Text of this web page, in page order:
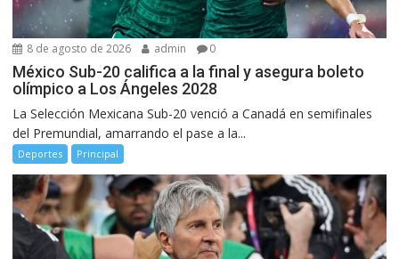
8 de agosto de 2026 admin 0
México Sub-20 califica a la final y asegura boleto
olímpico a Los Ángeles 2028
La Selección Mexicana Sub-20 venció a Canadá en semifinales
del Premundial, amarrando el pase a la...
Deportes Principal